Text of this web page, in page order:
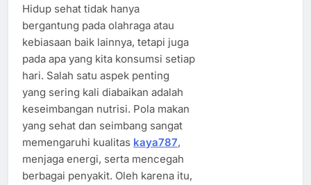
Hidup sehat tidak hanya
bergantung pada olahraga atau
kebiasaan baik lainnya, tetapi juga
pada apa yang kita konsumsi setiap
hari. Salah satu aspek penting
yang sering kali diabaikan adalah
keseimbangan nutrisi. Pola makan
yang sehat dan seimbang sangat
memengaruhi kualitas kaya787,
menjaga energi, serta mencegah
berbagai penyakit. Oleh karena itu,